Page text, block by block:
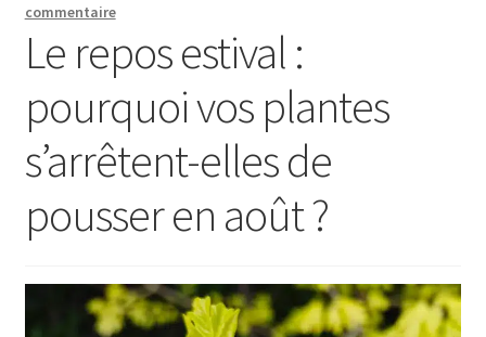
commentaire
Le repos estival :
pourquoi vos plantes
s’arrêtent-elles de
pousser en août ?